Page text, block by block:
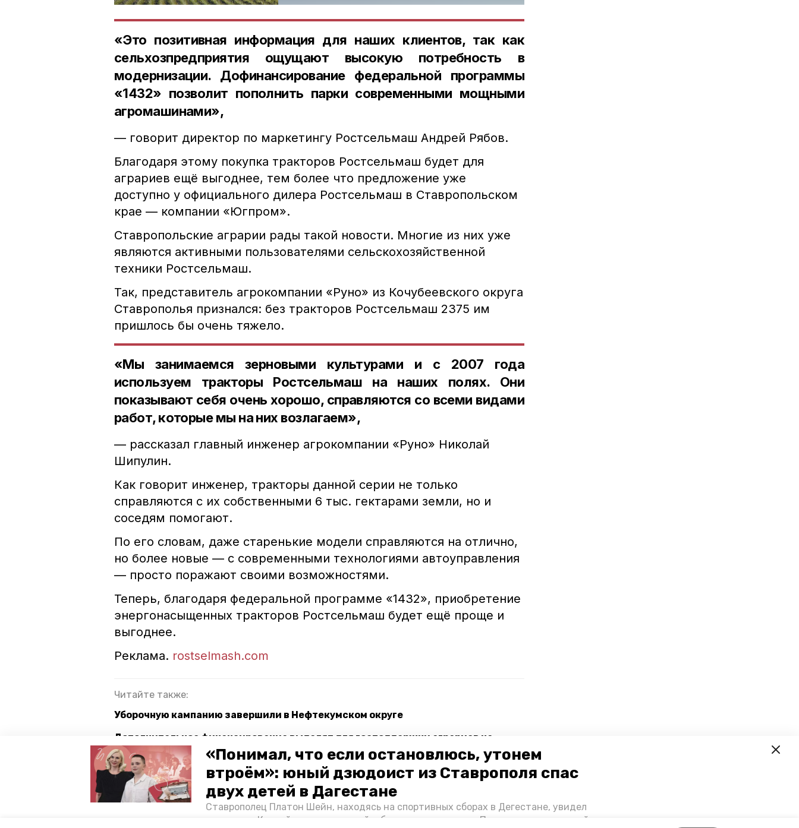
«Понимал, что если остановлюсь, утонем
втроём»: юный дзюдоист из Ставрополя спас
двух детей в Дагестане
Ставрополец Платон Шейн, находясь на спортивных сборах в Дегестане, увидел
тонущих в Каспийском море детей и бросился на помощь. По возвращении домой,
«Это позитивная информация для наших клиентов, так как
сельхозпредприятия ощущают высокую потребность в
модернизации. Дофинансирование федеральной программы
«1432» позволит пополнить парки современными мощными
агромашинами»,
— говорит директор по маркетингу Ростсельмаш Андрей Рябов.
Благодаря этому покупка тракторов Ростсельмаш будет для
аграриев ещё выгоднее, тем более что предложение уже
доступно у официального дилера Ростсельмаш в Ставропольском
крае — компании «Югпром».
Ставропольские аграрии рады такой новости. Многие из них уже
являются активными пользователями сельскохозяйственной
техники Ростсельмаш.
Так, представитель агрокомпании «Руно» из Кочубеевского округа
Ставрополья признался: без тракторов Ростсельмаш 2375 им
пришлось бы очень тяжело.
«Мы занимаемся зерновыми культурами и с 2007 года
используем тракторы Ростсельмаш на наших полях. Они
показывают себя очень хорошо, справляются со всеми видами
работ, которые мы на них возлагаем»,
— рассказал главный инженер агрокомпании «Руно» Николай
Шипулин.
Как говорит инженер, тракторы данной серии не только
справляются с их собственными 6 тыс. гектарами земли, но и
соседям помогают.
По его словам, даже старенькие модели справляются на отлично,
но более новые — с современными технологиями автоуправления
— просто поражают своими возможностями.
Теперь, благодаря федеральной программе «1432», приобретение
энергонасыщенных тракторов Ростсельмаш будет ещё проще и
выгоднее.
Реклама. rostselmash.com
Читайте также:
Уборочную кампанию завершили в Нефтекумском округе
Дополнительное финансирование выделят для господдержки аграриев на
Ставрополье
сельское хозяйство ставропольский край